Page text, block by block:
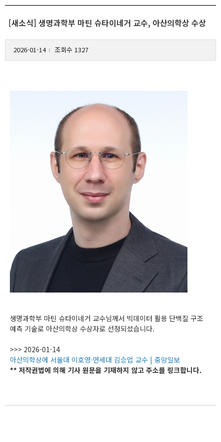
[새소식] 생명과학부 마틴 슈타이네거 교수, 아산의학상 수상
2026-01-14 l 조회수 1327
생명과학부 마틴 슈타이네거 교수님께서 빅데이터 활용 단백질 구조
예측 기술로 아산의학상 수상자로 선정되셨습니다.
>>> 2026-01-14
아산의학상에 서울대 이호영·연세대 김승업 교수 | 중앙일보
** 저작권법에 의해 기사 원문을 기재하지 않고 주소를 링크합니다.